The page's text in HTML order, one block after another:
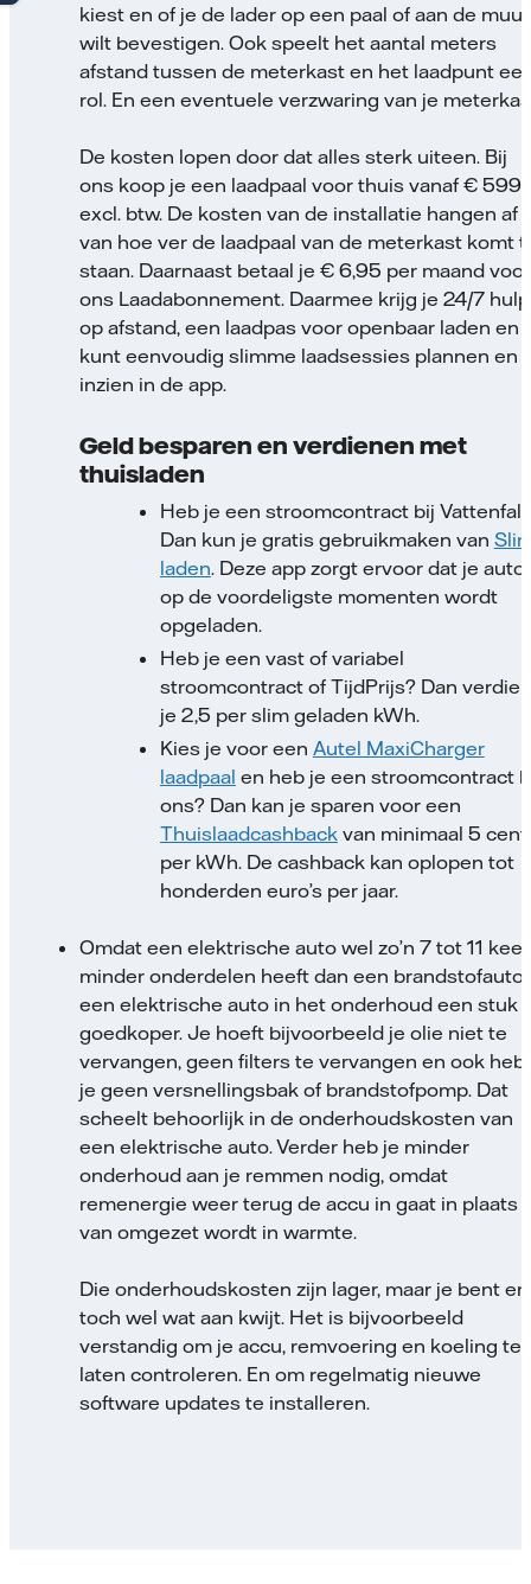
kiest en of je de lader op een paal of aan de muur
wilt bevestigen. Ook speelt het aantal meters
afstand tussen de meterkast en het laadpunt
rol. En een eventuele verzwaring van je
De kosten lopen door dat alles sterk uiteen. Bij
ons koop je een laadpaal voor thuis vanaf € 599,-
excl. btw. De kosten van de installatie hangen af
van hoe ver de laadpaal van de meterkast komt
staan. Daarnaast betaal je € 6,95 per maand voor
ons Laadabonnement. Daarmee krijg je 24/7 hulp
op afstand, een laadpas voor openbaar laden en
kunt eenvoudig slimme laadsessies plannen en
inzien in de app.
Geld besparen en verdienen met
thuisladen
Heb je een stroomcontract bij
Dan kun je gratis gebruikmaken van
laden. Deze app zorgt ervoor dat je auto
op de voordeligste momenten wordt
opgeladen.
Heb je een vast of variabel
stroomcontract of TijdPrijs? Dan verdien
je 2,5 per slim geladen kWh.
Kies je voor een Autel MaxiCharger
laadpaal en heb je een stroomcontract
ons? Dan kan je sparen voor een
Thuislaadcashback van minimaal 5 cent
per kWh. De cashback kan oplopen tot
honderden euro’s per jaar.
Omdat een elektrische auto wel zo’n 7 tot 11 keer
minder onderdelen heeft dan een brandstofauto
een elektrische auto in het onderhoud een stuk
goedkoper. Je hoeft bijvoorbeeld je olie niet te
vervangen, geen filters te vervangen en ook heb
je geen versnellingsbak of brandstofpomp. Dat
scheelt behoorlijk in de onderhoudskosten van
een elektrische auto. Verder heb je minder
onderhoud aan je remmen nodig, omdat
remenergie weer terug de accu in gaat in plaats
van omgezet wordt in warmte.
Die onderhoudskosten zijn lager, maar je bent er
toch wel wat aan kwijt. Het is bijvoorbeeld
verstandig om je accu, remvoering en koeling te
laten controleren. En om regelmatig nieuwe
software updates te installeren.